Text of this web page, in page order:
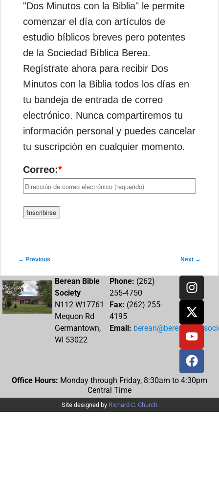
"Dos Minutos con la Biblia" le permite
comenzar el día con artículos de
estudio bíblicos breves pero potentes
de la Sociedad Bíblica Berea.
Regístrate ahora para recibir Dos
Minutos con la Biblia todos los días en
tu bandeja de entrada de correo
electrónico. Nunca compartiremos tu
información personal y puedes cancelar
tu suscripción en cualquier momento.
Correo:*
Post navigation
← Previous Next →
Berean Bible
Society
N112 W17761
Mequon Rd
Germantown,
WI 53022
Phone: (262)
255-4750
Fax: (262) 255-
4195
Email:
Office Hours: Monday through Friday, 8:30am to 4:30pm
Central Time
Site designed by Richard C. Church